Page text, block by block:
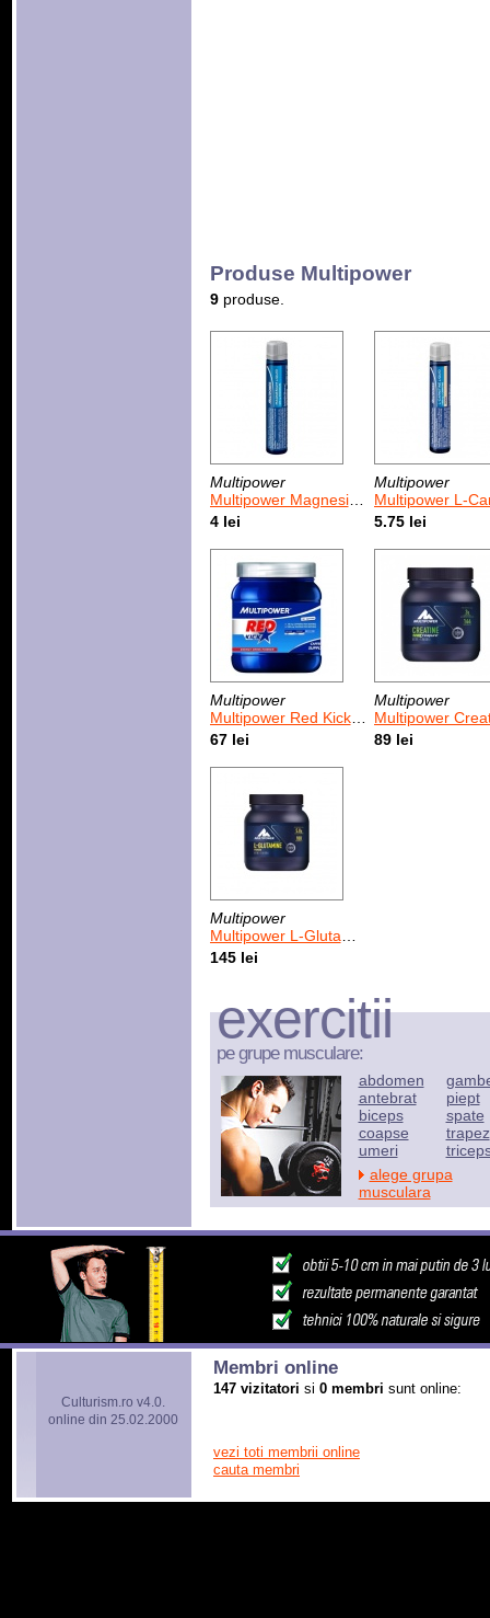
Produse Multipower
9produse.
Multipower
Multipower Magnesium Liquid 25 ml
4 lei
Multipower
Multipower L-Carnitine
5.75 lei
Multipower
Multipower Red Kick 500 g
67 lei
Multipower
Multipower Creatine
89 lei
Multipower
Multipower L-Glutamine Powder 500 g
145 lei
exercitii
pe grupe musculare:
abdomen
antebrat
biceps
coapse
umeri
piept
spate
trapez
alege grupa
musculara
Culturism.ro v4.0.
online din 25.02.2000
Membri online
147 vizitatori si 0 membri sunt online:
vezi toti membrii online
cauta membri